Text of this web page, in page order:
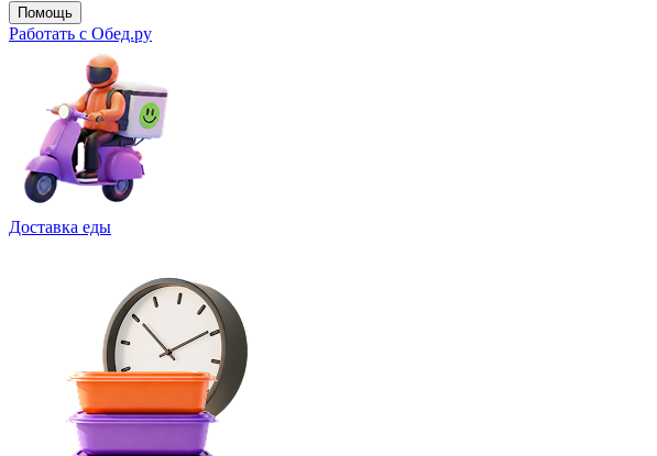
Помощь
Работать с Обед.ру
Доставка еды